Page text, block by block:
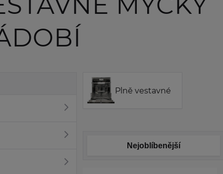
Plně vestavné
Nejoblíbenější